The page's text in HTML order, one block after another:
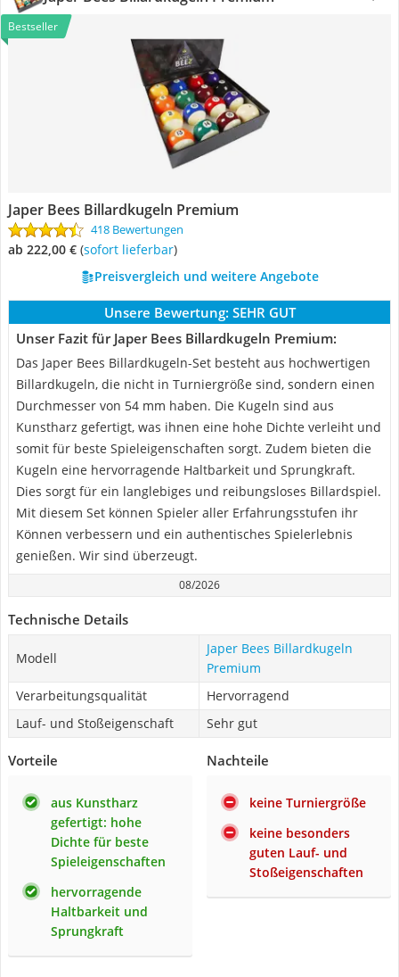
Bestseller
Japer Bees Billardkugeln Premium
418 Bewertungen
ab 222,00 € ( Sofort lieferbar)
Preisvergleich und weitere Angebote
Unsere Bewertung: SEHR GUT
Unser Fazit für Japer Bees Billardkugeln Premium:
Das Japer Bees Billardkugeln-Set besteht aus hochwertigen
Billardkugeln, die nicht in Turniergröße sind, sondern einen
Durchmesser von 54 mm haben. Die Kugeln sind aus
Kunstharz gefertigt, was ihnen eine hohe Dichte verleiht und
somit für beste Spieleigenschaften sorgt. Zudem bieten die
Kugeln eine hervorragende Haltbarkeit und Sprungkraft.
Dies sorgt für ein langlebiges und reibungsloses Billardspiel.
Mit diesem Set können Spieler aller Erfahrungsstufen ihr
Können verbessern und ein authentisches Spielerlebnis
genießen. Wir sind überzeugt.
08/2026
Technische Details
Modell
Japer Bees Billardkugeln
Premium
Verarbeitungsqualität
Hervorragend
Lauf- und Stoßeigenschaft
Sehr gut
Vorteile
aus Kunstharz
gefertigt: hohe
Dichte für beste
Spieleigenschaften
hervorragende
Haltbarkeit und
Sprungkraft
Nachteile
keine Turniergröße
keine besonders
guten Lauf- und
Stoßeigenschaften